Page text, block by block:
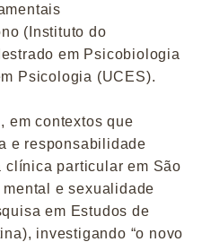
(Instituto do
em Psicobiologia
Psicologia (UCES).
em contextos que
e responsabilidade
clínica particular em São
e sexualidade
em Estudos de
investigando “o novo